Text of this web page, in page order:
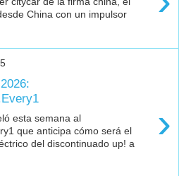
China con un impulsor
›
esta semana al
que anticipa cómo será el
del discontinuado up! a